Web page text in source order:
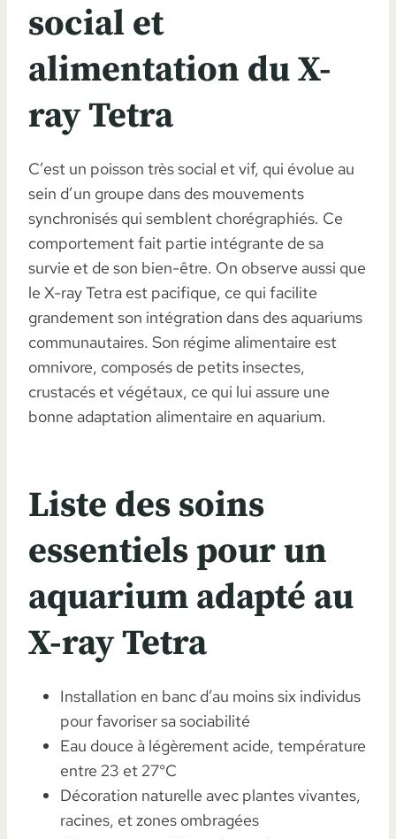
social et
alimentation du X-
ray Tetra
C’est un poisson très social et vif, qui évolue au
sein d’un groupe dans des mouvements
synchronisés qui semblent chorégraphiés. Ce
comportement fait partie intégrante de sa
survie et de son bien-être. On observe aussi que
le X-ray Tetra est pacifique, ce qui facilite
grandement son intégration dans des aquariums
communautaires. Son régime alimentaire est
omnivore, composés de petits insectes,
crustacés et végétaux, ce qui lui assure une
bonne adaptation alimentaire en aquarium.
Liste des soins
essentiels pour un
aquarium adapté au
X-ray Tetra
Installation en banc d’au moins six individus
pour favoriser sa sociabilité
Eau douce à légèrement acide, température
entre 23 et 27°C
Décoration naturelle avec plantes vivantes,
racines, et zones ombragées